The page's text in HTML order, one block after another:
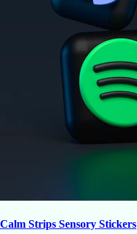
Calm Strips Sensory Stickers